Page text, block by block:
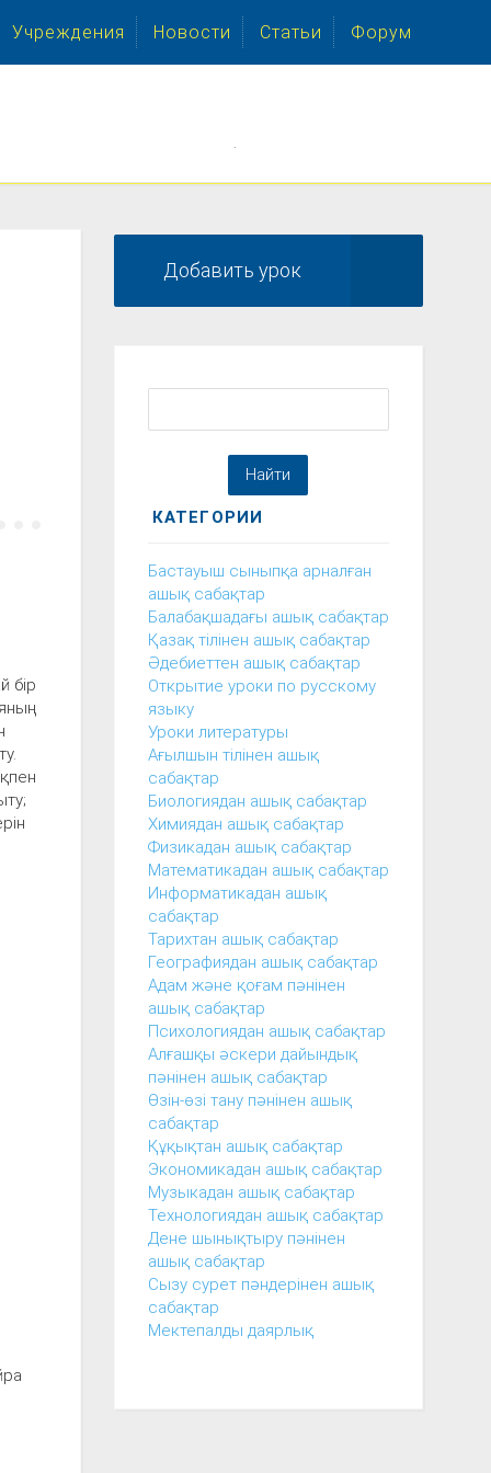
Учреждения Новости Статьи Форум
бір
Добавить урок
КАТЕГОРИИ
Бастауыш сыныпқа арналған
ашық сабақтар
Балабақшадағы ашық сабақтар
Қазақ тілінен ашық сабақтар
Әдебиеттен ашық сабақтар
Открытие уроки по русскому
языку
Уроки литературы
Ағылшын тілінен ашық
сабақтар
Биологиядан ашық сабақтар
Химиядан ашық сабақтар
Физикадан ашық сабақтар
Математикадан ашық сабақтар
Информатикадан ашық
сабақтар
Тарихтан ашық сабақтар
Географиядан ашық сабақтар
Адам және қоғам пәнінен
ашық сабақтар
Психологиядан ашық сабақтар
Алғашқы әскери дайындық
пәнінен ашық сабақтар
Өзін-өзі тану пәнінен ашық
сабақтар
Құқықтан ашық сабақтар
Экономикадан ашық сабақтар
Музыкадан ашық сабақтар
Технологиядан ашық сабақтар
Дене шынықтыру пәнінен
ашық сабақтар
Сызу сурет пәндерінен ашық
сабақтар
Мектепалды даярлық
.